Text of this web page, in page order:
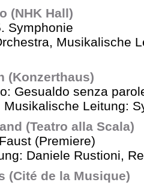
(NHK Hall)
Symphonie
Musikalische
(Konzerthaus)
Gesualdo senza
Musikalische Leitung:
(Teatro alla Scala)
(Premiere)
Daniele Rustioni,
(Cité de la Musique)